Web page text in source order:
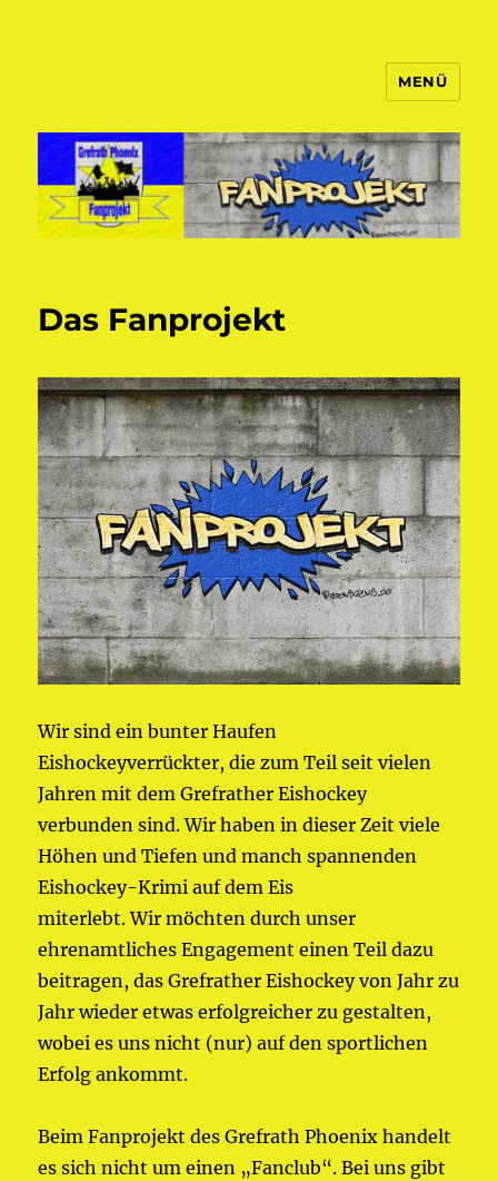
MENÜ
Das Fanprojekt
Wir sind ein bunter Haufen
Eishockeyverrückter, die zum Teil seit vielen
Jahren mit dem Grefrather Eishockey
verbunden sind. Wir haben in dieser Zeit viele
Höhen und Tiefen und manch spannenden
Eishockey-Krimi auf dem Eis
miterlebt. Wir möchten durch unser
ehrenamtliches Engagement einen Teil dazu
beitragen, das Grefrather Eishockey von Jahr zu
Jahr wieder etwas erfolgreicher zu gestalten,
wobei es uns nicht (nur) auf den sportlichen
Erfolg ankommt.
Beim Fanprojekt des Grefrath Phoenix handelt
es sich nicht um einen „Fanclub“. Bei uns gibt